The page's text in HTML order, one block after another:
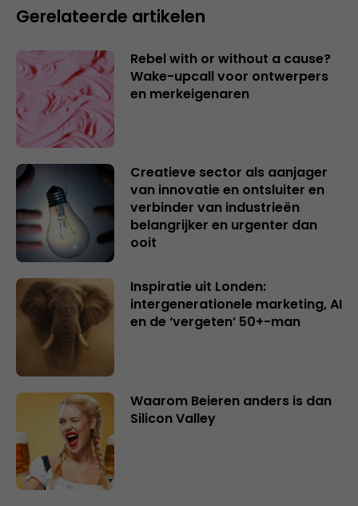
Gerelateerde artikelen
Rebel with or without a cause?
Wake-upcall voor ontwerpers
en merkeigenaren
Creatieve sector als aanjager
van innovatie en ontsluiter en
verbinder van industrieën
belangrijker en urgenter dan
ooit
Inspiratie uit Londen:
intergenerationele marketing, AI
en de ‘vergeten’ 50+-man
Waarom Beieren anders is dan
Silicon Valley